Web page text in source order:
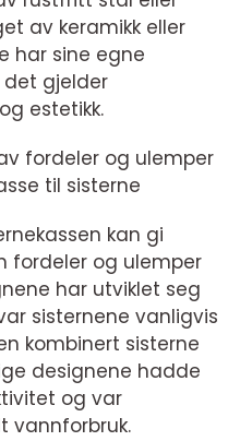
av keramikk eller
har sine egne
gjelder
estetikk.
fordeler og ulemper
til sisterne
kan gi
fordeler og ulemper
har utviklet seg
sisternene vanligvis
kombinert sisterne
designene hadde
og var
vannforbruk.